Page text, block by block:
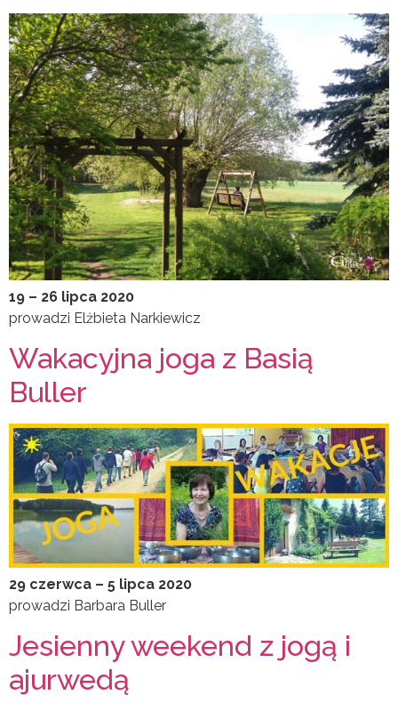
19 – 26 lipca 2020
prowadzi Elżbieta Narkiewicz
Wakacyjna joga z Basią
Buller
29 czerwca – 5 lipca 2020
prowadzi Barbara Buller
Jesienny weekend z jogą i
ajurwedą